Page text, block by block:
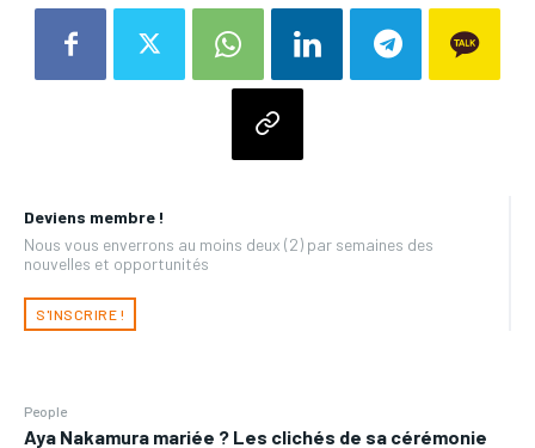
Deviens membre !
Nous vous enverrons au moins deux (2) par semaines des
nouvelles et opportunités
S'INSCRIRE !
People
Aya Nakamura mariée ? Les clichés de sa cérémonie